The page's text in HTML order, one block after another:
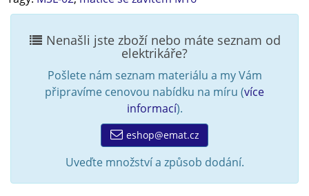
Nenašli jste zboží nebo máte seznam od
elektrikáře?
Pošlete nám seznam materiálu a my Vám
připravíme cenovou nabídku na míru (více
informací).
eshop@emat.cz
Uveďte množství a způsob dodání.